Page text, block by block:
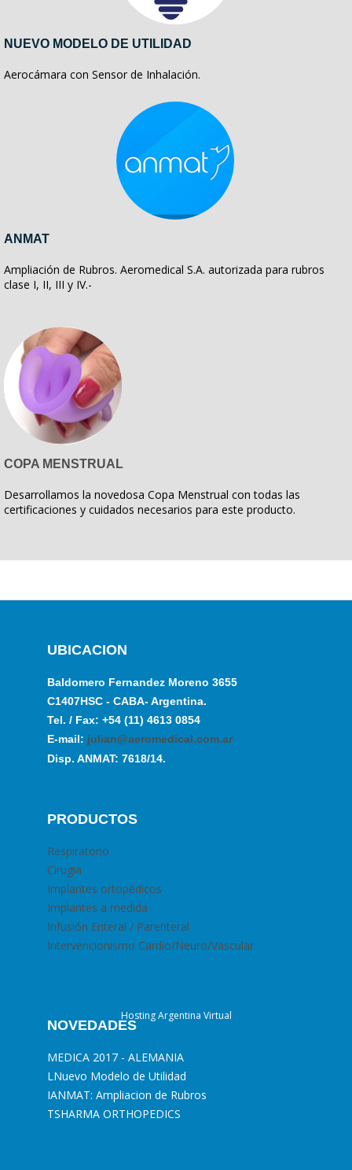
NUEVO MODELO DE UTILIDAD
Aerocámara con Sensor de Inhalación.
ANMAT
Ampliación de Rubros. Aeromedical S.A. autorizada para rubros
clase I, II, III y IV.-
COPA MENSTRUAL
Desarrollamos la novedosa Copa Menstrual con todas las
certificaciones y cuidados necesarios para este producto.
UBICACION
Baldomero Fernandez Moreno 3655
C1407HSC - CABA- Argentina.
Tel. / Fax: +54 (11) 4613 0854
E-mail: julian@aeromedical.com.ar
Disp. ANMAT: 7618/14.
PRODUCTOS
Respiratorio
Cirugia
Implantes ortopédicos
Implantes a medida
Infusión Enteral / Parenteral
Intervencionismo Cardio/Neuro/Vascular
NOVEDADES
MEDICA 2017 - ALEMANIA
LNuevo Modelo de Utilidad
IANMAT: Ampliacion de Rubros
TSHARMA ORTHOPEDICS
Hosting Argentina Virtual